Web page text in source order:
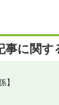
事に関す
】